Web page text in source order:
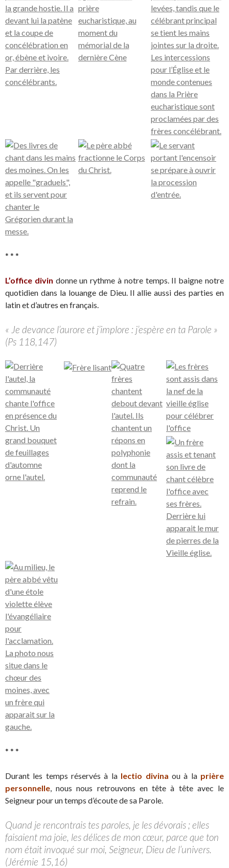
* * *
L’office divin donne un rythme à notre temps. Il baigne notre
quotidien dans la louange de Dieu. Il allie aussi des parties en
latin et d’autres en français.
« Je devance l’aurore et j’implore : j’espère en ta Parole »
(Ps 118,147)
* * *
Durant les temps réservés à la lectio divina ou à la prière
personnelle, nous nous retrouvons en tête à tête avec le
Seigneur pour un temps d’écoute de sa Parole.
Quand je rencontrais tes paroles, je les dévorais ; elles
faisaient ma joie, les délices de mon cœur, parce que ton
nom était invoqué sur moi, Seigneur, Dieu de l’univers.
(Jérémie 15,16)